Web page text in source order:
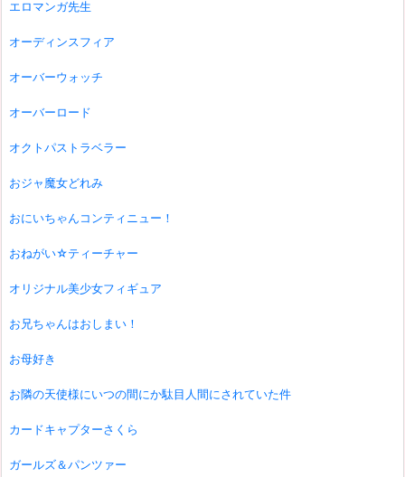
エロマンガ先生
オーディンスフィア
オーバーウォッチ
オーバーロード
オクトパストラベラー
おジャ魔女どれみ
おにいちゃんコンティニュー！
おねがい☆ティーチャー
オリジナル美少女フィギュア
お兄ちゃんはおしまい！
お母好き
お隣の天使様にいつの間にか駄目人間にされていた件
カードキャプターさくら
ガールズ＆パンツァー